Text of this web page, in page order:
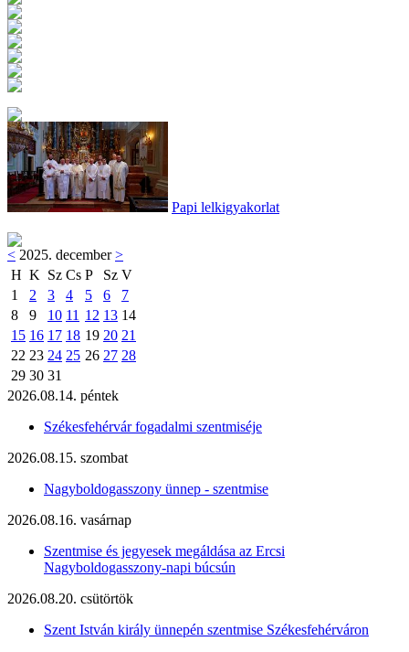
Papi lelkigyakorlat
< 2025. december>
H K Sz Cs P Sz V
1
2 3 4 5 6
7
8
9 10 11 12 13 14
15 16 17 18 19 20 21
22 23 24 25 26 27 28
29 30 31
2026.08.14. péntek
Székesfehérvár fogadalmi szentmiséje
2026.08.15. szombat
Nagyboldogasszony ünnep - szentmise
2026.08.16. vasárnap
Szentmise és jegyesek megáldása az Ercsi
Nagyboldogasszony-napi búcsún
2026.08.20. csütörtök
Szent István király ünnepén szentmise Székesfehérváron